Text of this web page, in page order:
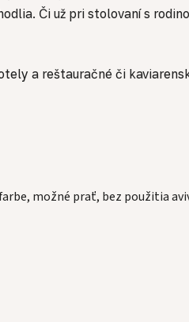
Či už pri stolovaní s
a reštauračné či
možné prať, bez použitia